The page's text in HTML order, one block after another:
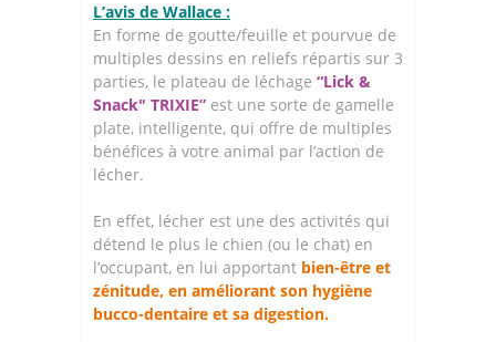
L’avis de Wallace :
En forme de goutte/feuille et pourvue de
multiples dessins en reliefs répartis sur 3
parties, le plateau de léchage “Lick &
Snack" TRIXIE” est une sorte de gamelle
plate, intelligente, qui offre de multiples
bénéfices à votre animal par l’action de
lécher.
En effet, lécher est une des activités qui
détend le plus le chien (ou le chat) en
l’occupant, en lui apportant bien-être et
zénitude, en améliorant son hygiène
bucco-dentaire et sa digestion.